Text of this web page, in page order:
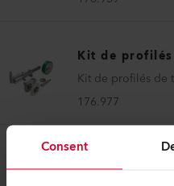
Consent
Kit de
Kit de profilés de
176.977